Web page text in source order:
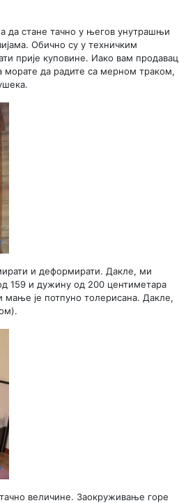
да стане тачно у његов унутрашњи
Обично су у техничким
прије куповине. Иако вам продавац
да радите са мерном траком,
и деформирати. Дакле, ми
159 и дужину од 200 центиметара
је потпуно толерисана. Дакле,
величине. Заокруживање горе